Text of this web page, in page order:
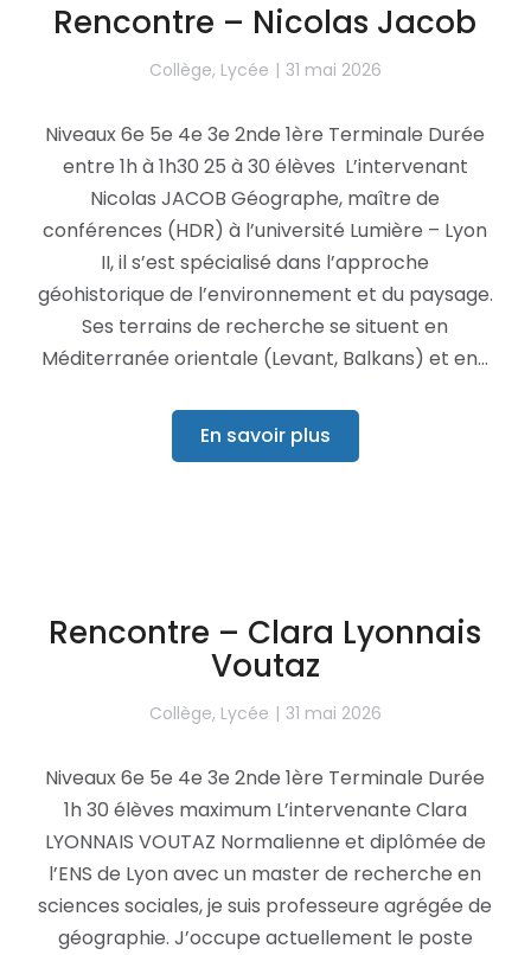
Rencontre – Nicolas Jacob
Collège, Lycée 31 mai 2026
Niveaux 6e 5e 4e 3e 2nde 1ère Terminale Durée
entre 1h à 1h30 25 à 30 élèves L’intervenant
Nicolas JACOB Géographe, maître de
conférences (HDR) à l’université Lumière – Lyon
II, il s’est spécialisé dans l’approche
géohistorique de l’environnement et du paysage.
Ses terrains de recherche se situent en
Méditerranée orientale (Levant, Balkans) et en…
En savoir plus
Rencontre – Clara Lyonnais
Voutaz
Collège, Lycée 31 mai 2026
Niveaux 6e 5e 4e 3e 2nde 1ère Terminale Durée
1h 30 élèves maximum L’intervenante Clara
LYONNAIS VOUTAZ Normalienne et diplômée de
l’ENS de Lyon avec un master de recherche en
sciences sociales, je suis professeure agrégée de
géographie. J’occupe actuellement le poste